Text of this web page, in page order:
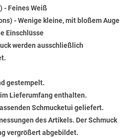
- Feines Weiß
- Wenige kleine, mit bloßem Auge
Einschlüsse
werden ausschließlich
gestempelt.
Lieferumfang enthalten.
Schmucketui geliefert.
des Artikels. Der Schmuck
vergrößert abgebildet.